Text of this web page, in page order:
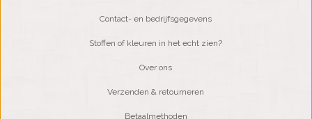
Contact- en bedrijfsgegevens
Stoffen of kleuren in het echt zien?
Over ons
Verzenden & retourneren
Betaalmethoden